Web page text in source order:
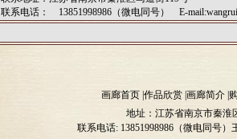
联系电话： 13851998986（微电同号） E-mail:
画廊首页 作品欣赏 画廊简介
地址：江苏省南京市秦淮
联系电话: 13851998986（微电同号）